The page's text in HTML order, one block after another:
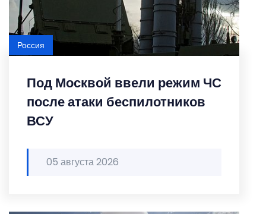
Под Москвой ввели режим ЧС
после атаки беспилотников
ВСУ
05 августа 2026
Россия